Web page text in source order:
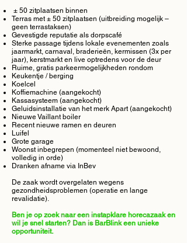
± 50 zitplaatsen binnen
Terras met ± 50 zitplaatsen (uitbreiding mogelijk –
geen terrastaksen)
Gevestigde reputatie als dorpscafé
Sterke passage tijdens lokale evenementen zoals
jaarmarkt, carnaval, braderieën, kermissen (3x per
jaar), kerstmarkt en live optredens voor de deur
Ruime, gratis parkeermogelijkheden rondom
Keukentje / berging
Koelcel
Koffiemachine (aangekocht)
Kassasysteem (aangekocht)
Geluidsinstallatie van het merk Apart (aangekocht)
Nieuwe Vaillant boiler
Recent nieuwe ramen en deuren
Luifel
Grote garage
Woonst inbegrepen (momenteel niet bewoond,
volledig in orde)
Dranken afname via InBev
De zaak wordt overgelaten wegens
gezondheidsproblemen (operatie en lange
revalidatie).
Ben je op zoek naar een instapklare horecazaak en
wil je snel starten? Dan is BarBlink een unieke
opportuniteit.